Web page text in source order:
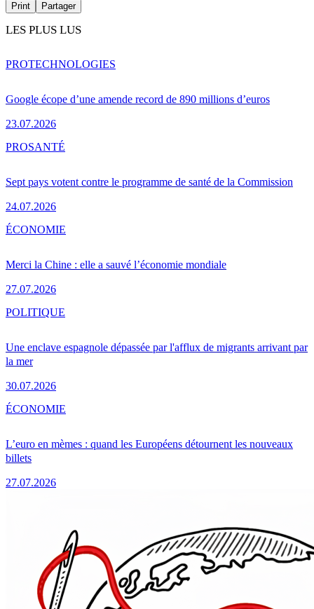
Print Partager
LES PLUS LUS
Google écope d’une amende record de 890 millions d’euros
23.07.2026
PROTECHNOLOGIES
Sept pays votent contre le programme de santé de la Commission
24.07.2026
PROSANTÉ
Merci la Chine : elle a sauvé l’économie mondiale
27.07.2026
ÉCONOMIE
Une enclave espagnole dépassée par l'afflux de migrants arrivant par
la mer
30.07.2026
POLITIQUE
L’euro en mèmes : quand les Européens détournent les nouveaux
billets
27.07.2026
ÉCONOMIE